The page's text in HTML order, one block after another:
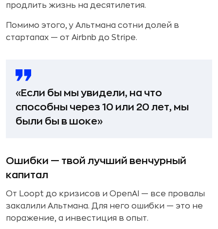
продлить жизнь на десятилетия.
Помимо этого, у Альтмана сотни долей в
стартапах — от Airbnb до Stripe.
«Если бы мы увидели, на что
способны через 10 или 20 лет, мы
были бы в шоке»
Ошибки — твой лучший венчурный
капитал
От Loopt до кризисов и OpenAI — все провалы
закалили Альтмана. Для него ошибки — это не
поражение, а инвестиция в опыт.